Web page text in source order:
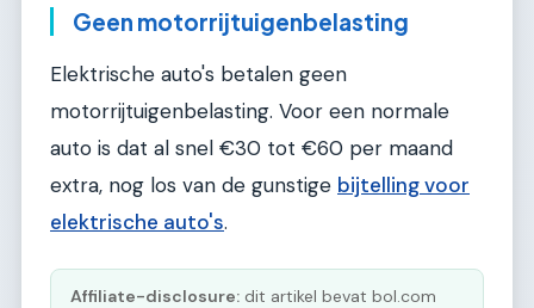
Geen motorrijtuigenbelasting
Elektrische auto's betalen geen
motorrijtuigenbelasting. Voor een normale
auto is dat al snel €30 tot €60 per maand
extra, nog los van de gunstige bijtelling voor
elektrische auto's.
Affiliate-disclosure: dit artikel bevat bol.com